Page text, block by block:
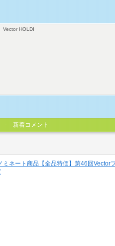
Vector HOLDI
新着コメント